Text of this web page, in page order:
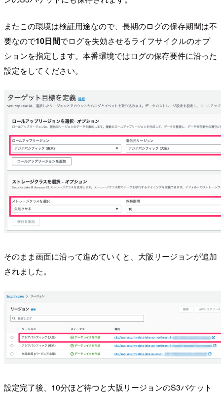
またこの環境は検証用途なので、長期のログの保存期間は不
要なので10日間でログを失効させるライフサイクルのオプ
ションを指定します。本番環境ではログの保存要件に沿った
設定をしてください。
そのまま画面に沿って進めていくと、大阪リージョンが追加
されました。
設定完了後、10分ほど待つと大阪リージョンのS3バケット